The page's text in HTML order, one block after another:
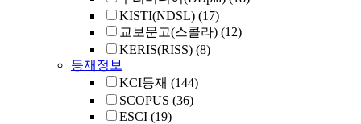
KISTI(NDSL) (17)
교보문고(스콜라) (12)
KERIS(RISS) (8)
등재정보
KCI등재 (144)
SCOPUS (36)
ESCI (19)